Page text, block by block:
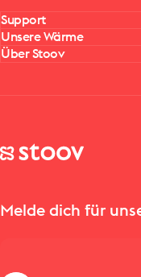
Support
Unsere Wärme
Über Stoov
Stoov® | Cordless
Melde dich für